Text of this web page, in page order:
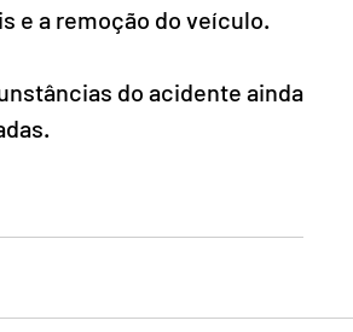
e a remoção do veículo.
do acidente ainda